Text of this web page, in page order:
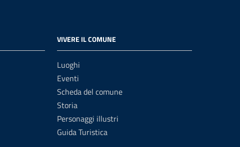
VIVERE IL COMUNE
Luoghi
Eventi
Scheda del comune
Storia
Personaggi illustri
Guida Turistica